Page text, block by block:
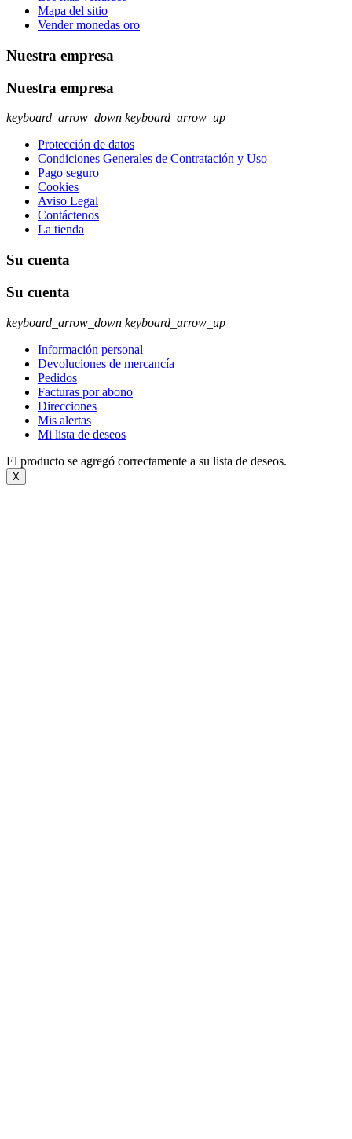
Mapa del sitio
Vender monedas oro
Nuestra empresa
Nuestra empresa
keyboard_arrow_down keyboard_arrow_up
Protección de datos
Condiciones Generales de Contratación y Uso
Pago seguro
Cookies
Aviso Legal
Contáctenos
La tienda
Su cuenta
Su cuenta
keyboard_arrow_down keyboard_arrow_up
Información personal
Devoluciones de mercancía
Pedidos
Facturas por abono
Direcciones
Mis alertas
Mi lista de deseos
El producto se agregó correctamente a su lista de deseos.
X